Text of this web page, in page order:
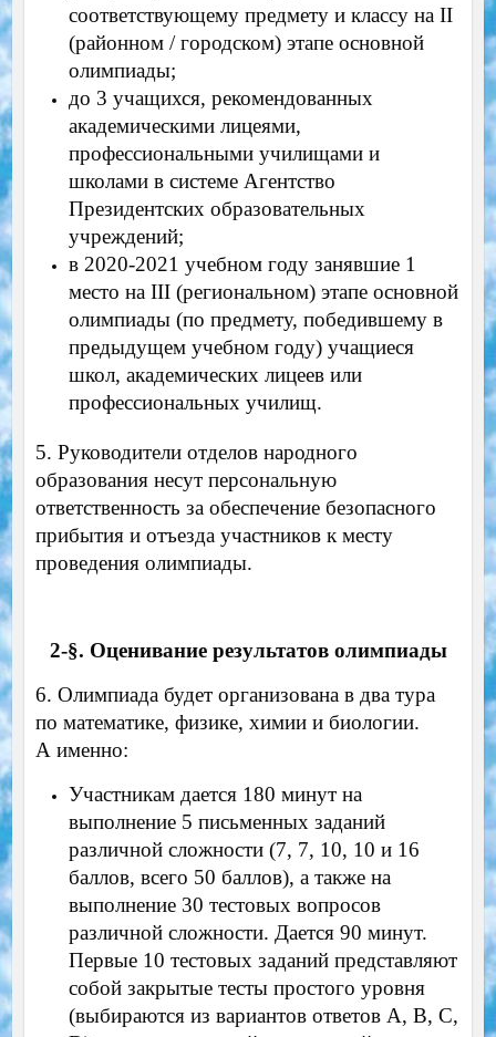
соответствующему предмету и классу на II
(районном / городском) этапе основной
олимпиады;
до 3 учащихся, рекомендованных
академическими лицеями,
профессиональными училищами и
школами в системе Агентство
Президентских образовательных
учреждений;
в 2020-2021 учебном году занявшие 1
место на III (региональном) этапе основной
олимпиады (по предмету, победившему в
предыдущем учебном году) учащиеся
школ, академических лицеев или
профессиональных училищ.
5. Руководители отделов народного
образования несут персональную
ответственность за обеспечение безопасного
прибытия и отъезда участников к месту
проведения олимпиады.
2-§. Оценивание результатов олимпиады
6. Олимпиада будет организована в два тура
по математике, физике, химии и биологии.
А именно:
Участникам дается 180 минут на
выполнение 5 письменных заданий
различной сложности (7, 7, 10, 10 и 16
баллов, всего 50 баллов), а также на
выполнение 30 тестовых вопросов
различной сложности. Дается 90 минут.
Первые 10 тестовых заданий представляют
собой закрытые тесты простого уровня
(выбираются из вариантов ответов A, B, C,